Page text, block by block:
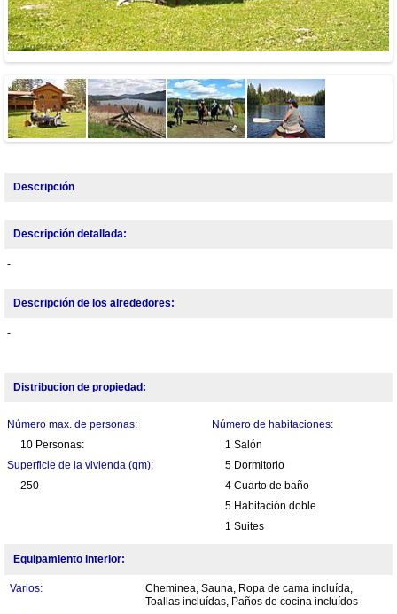
Descripción
Descripción detallada:
-
Descripción de los alrededores:
-
Distribucion de propiedad:
Número max. de personas:
10 Personas:
Superficie de la vivienda (qm):
250
Número de habitaciones:
1 Salón
5 Dormitorio
4 Cuarto de baño
5 Habitación doble
1 Suites
Equipamiento interior:
Varios:
Cheminea, Sauna, Ropa de cama incluída,
Toallas incluídas, Paños de cocina incluídos